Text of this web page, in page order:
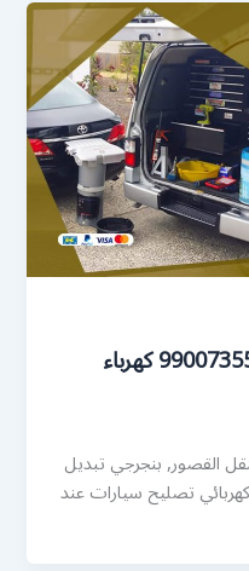
كراج القصور | كراج متنقل 99007355 كهرباء
القصور, بنجرجي تبديل
تصليح سيارات عند